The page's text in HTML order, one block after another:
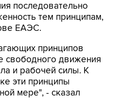
последовательно
тем принципам,
ЕАЭС.
принципов
свободного движения
и рабочей силы. К
эти принципы
мере", - сказал